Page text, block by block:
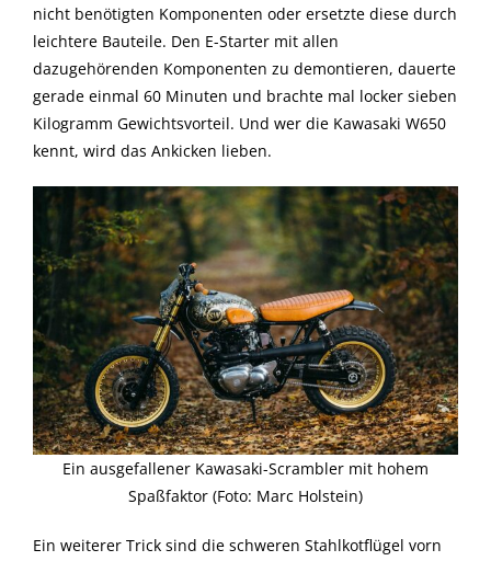
nicht benötigten Komponenten oder ersetzte diese durch
leichtere Bauteile. Den E-Starter mit allen
dazugehörenden Komponenten zu demontieren, dauerte
gerade einmal 60 Minuten und brachte mal locker sieben
Kilogramm Gewichtsvorteil. Und wer die Kawasaki W650
kennt, wird das Ankicken lieben.
Ein ausgefallener Kawasaki-Scrambler mit hohem
Spaßfaktor (Foto: Marc Holstein)
Ein weiterer Trick sind die schweren Stahlkotflügel vorn